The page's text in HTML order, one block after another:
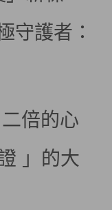
守護者：
倍的心
」的大